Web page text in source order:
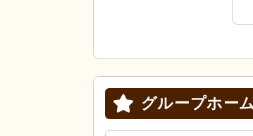
グループホー